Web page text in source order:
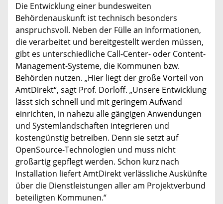
Die Entwicklung einer bundesweiten
Behördenauskunft ist technisch besonders
anspruchsvoll. Neben der Fülle an Informationen,
die verarbeitet und bereitgestellt werden müssen,
gibt es unterschiedliche Call-Center- oder Content-
Management-Systeme, die Kommunen bzw.
Behörden nutzen. „Hier liegt der große Vorteil von
AmtDirekt“, sagt Prof. Dorloff. „Unsere Entwicklung
lässt sich schnell und mit geringem Aufwand
einrichten, in nahezu alle gängigen Anwendungen
und Systemlandschaften integrieren und
kostengünstig betreiben. Denn sie setzt auf
OpenSource-Technologien und muss nicht
großartig gepflegt werden. Schon kurz nach
Installation liefert AmtDirekt verlässliche Auskünfte
über die Dienstleistungen aller am Projektverbund
beteiligten Kommunen.“